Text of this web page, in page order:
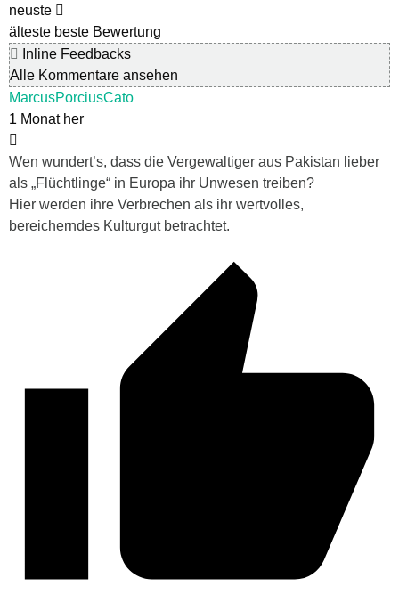
neuste
älteste beste Bewertung
Inline Feedbacks
Alle Kommentare ansehen
MarcusPorciusCato
1 Monat her
Wen wundert’s, dass die Vergewaltiger aus Pakistan lieber
als „Flüchtlinge“ in Europa ihr Unwesen treiben?
Hier werden ihre Verbrechen als ihr wertvolles,
bereicherndes Kulturgut betrachtet.